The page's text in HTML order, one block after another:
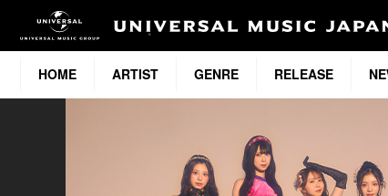
HOME ARTIST GENRE RELEASE